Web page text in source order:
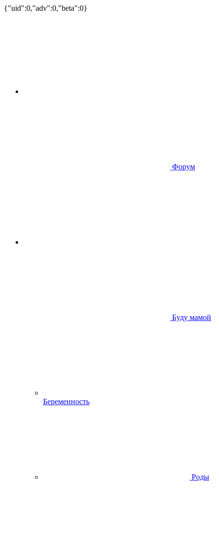
{"uid":0,"adv":0,"beta":0}
Форум
Буду мамой
Беременность
Роды